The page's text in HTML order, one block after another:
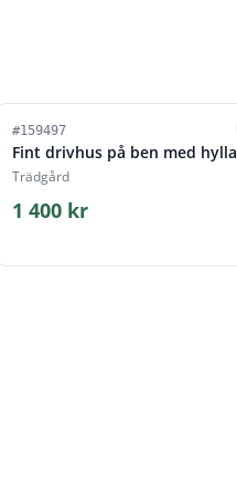
#159497
Fint drivhus på ben med hylla
Trädgård
1 400 kr